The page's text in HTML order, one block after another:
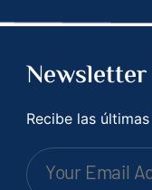
Newsletter
Recibe las